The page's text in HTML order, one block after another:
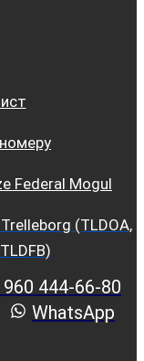
Federal Mogul
(TLDOA,
960 444-66-80
WhatsApp